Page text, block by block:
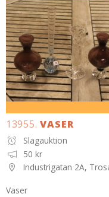
13955. VASER
Slagauktion
50 kr
Industrigatan 2A,
Vaser